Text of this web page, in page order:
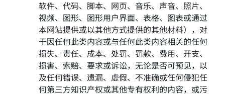
软件、代码、脚本、网页、音乐、声音、照片、
视频、图形、图形用户界面、表格、图表或通过
本网站提供或以其他方式提供的其他材料），对
于因任何此类内容或与任何此类内容相关的任何
损失、责任、成本、处罚、罚款、费用、开支、
损害、索赔、要求或诉讼，无论是否可预见，以
及任何错误、遗漏、虚假、不准确或任何侵犯任
何第三方知识产权或其他专有权利的内容，或污